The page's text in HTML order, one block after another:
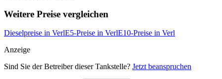
Weitere Preise vergleichen
Dieselpreise in VerlE5-Preise in VerlE10-Preise in Verl
Anzeige
Sind Sie der Betreiber dieser Tankstelle? Jetzt beanspruchen